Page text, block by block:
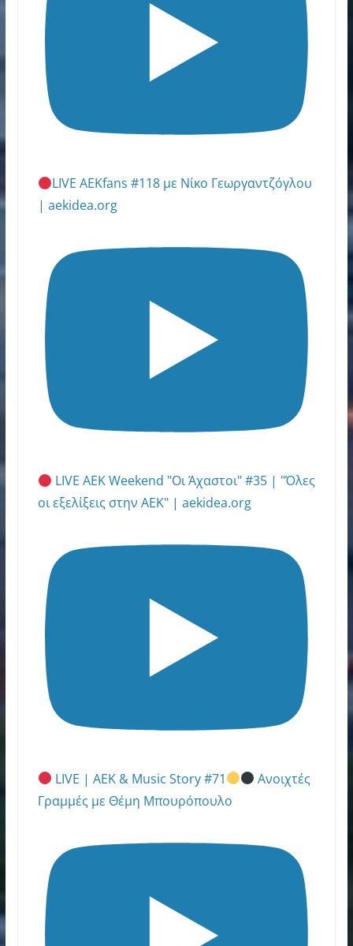
LIVE AEKfans #118 με Νίκο Γεωργαντζόγλου
| aekidea.org
LIVE AEK Weekend "Οι Άχαστοι" #35 | "Όλες
οι εξελίξεις στην ΑΕΚ" | aekidea.org
LIVE | ΑΕΚ & Music Story #71
Ανοιχτές
Γραμμές με Θέμη Μπουρόπουλο